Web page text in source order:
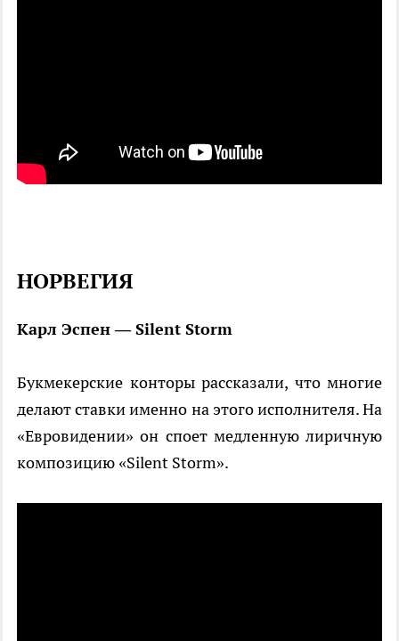
НОРВЕГИЯ
Карл Эспен — Silent Storm
Букмекерские конторы рассказали, что многие
делают ставки именно на этого исполнителя. На
«Евровидении» он споет медленную лиричную
композицию «Silent Storm».